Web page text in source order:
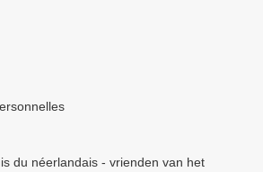
du néerlandais - vrienden van het